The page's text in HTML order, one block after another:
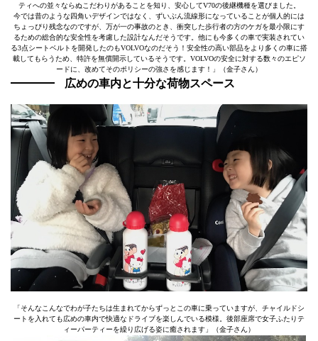
ティへの並々ならぬこだわりがあることを知り、安心してV70の後継機種を選びました。
今では昔のような四角いデザインではなく、ずいぶん流線形になっていることが個人的には
ちょっぴり残念なのですが、万が一の事故のとき、衝突した歩行者の方のケガを最小限にす
るための総合的な安全性を考慮した設計なんだそうです。他にも今多くの車で実装されてい
る3点シートベルトを開発したのもVOLVOなのだそう！安全性の高い部品をより多くの車に搭
載してもらうため、特許を無償開示しているそうです。VOLVOの安全に対する数々のエピソ
ードに、改めてそのポリシーの強さを感じます！」（金子さん）
広めの車内と十分な荷物スペース
「そんなこんなでわが子たちは生まれてからずっとこの車に乗っていますが、チャイルドシ
ートを入れても広めの車内で快適なドライブを楽しんでいる模様。後部座席で女子ふたりテ
ィーパーティーを繰り広げる姿に癒されます」（金子さん）